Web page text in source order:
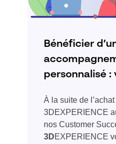
Bénéficier
personnalisé :
À la suite de
3DEXPERIENCE
nos Customer
3DEXPERIENCE